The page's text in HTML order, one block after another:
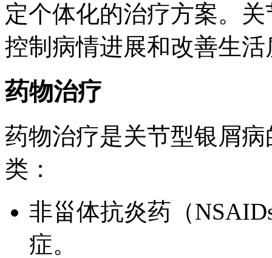
定个体化的治疗方案。
控制病情进展和改善生
药物治疗
药物治疗是关节型银屑
类：
非甾体抗炎药（
症。